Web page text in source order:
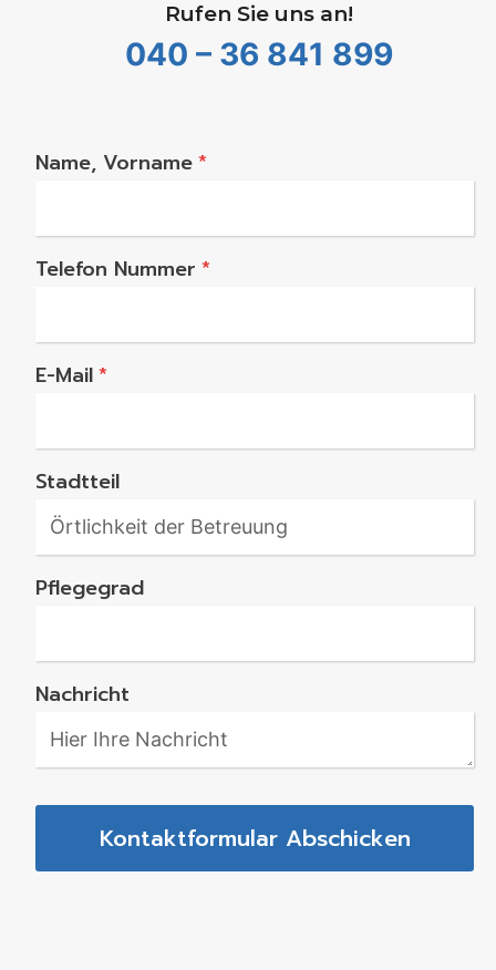
Rufen Sie uns an!
040 – 36 841 899
Name, Vorname*
Telefon Nummer *
E-Mail*
Stadtteil
Pflegegrad
Nachricht
Kontaktformular Abschicken